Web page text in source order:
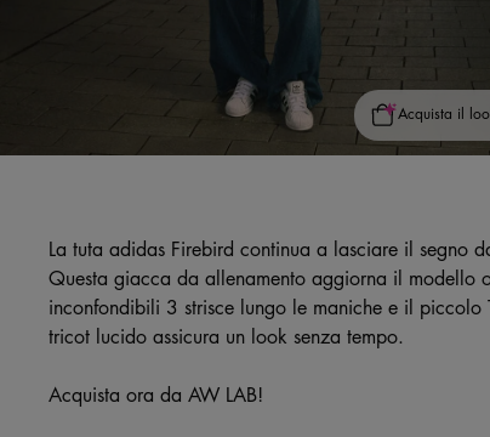
Acquista il
La tuta adidas Firebird continua a lasciare il segno
Questa giacca da allenamento aggiorna il modello
inconfondibili 3 strisce lungo le maniche e il
tricot lucido assicura un look senza tempo.
Acquista ora da AW LAB!